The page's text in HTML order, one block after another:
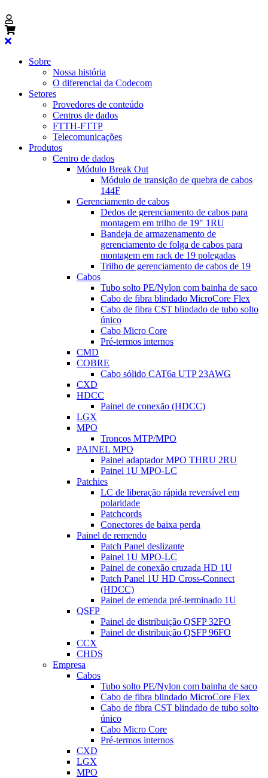
Sobre
Nossa história
O diferencial da Codecom
Setores
Provedores de conteúdo
Centros de dados
FTTH-FTTP
Telecomunicações
Produtos
Centro de dados
Módulo Break Out
Módulo de transição de quebra de cabos
144F
Gerenciamento de cabos
Dedos de gerenciamento de cabos para
montagem em trilho de 19" 1RU
Bandeja de armazenamento de
gerenciamento de folga de cabos para
montagem em rack de 19 polegadas
Trilho de gerenciamento de cabos de 19
Cabos
Tubo solto PE/Nylon com bainha de saco
Cabo de fibra blindado MicroCore Flex
Cabo de fibra CST blindado de tubo solto
único
Cabo Micro Core
Pré-termos internos
CMD
COBRE
Cabo sólido CAT6a UTP 23AWG
CXD
HDCC
Painel de conexão (HDCC)
LGX
MPO
Troncos MTP/MPO
PAINEL MPO
Painel adaptador MPO THRU 2RU
Painel 1U MPO-LC
Patchies
LC de liberação rápida reversível em
polaridade
Patchcords
Conectores de baixa perda
Painel de remendo
Patch Panel deslizante
Painel 1U MPO-LC
Painel de conexão cruzada HD 1U
Patch Panel 1U HD Cross-Connect
(HDCC)
Painel de emenda pré-terminado 1U
QSFP
Painel de distribuição QSFP 32FO
Painel de distribuição QSFP 96FO
CCX
CHDS
Empresa
Cabos
Tubo solto PE/Nylon com bainha de saco
Cabo de fibra blindado MicroCore Flex
Cabo de fibra CST blindado de tubo solto
único
Cabo Micro Core
Pré-termos internos
CXD
LGX
MPO